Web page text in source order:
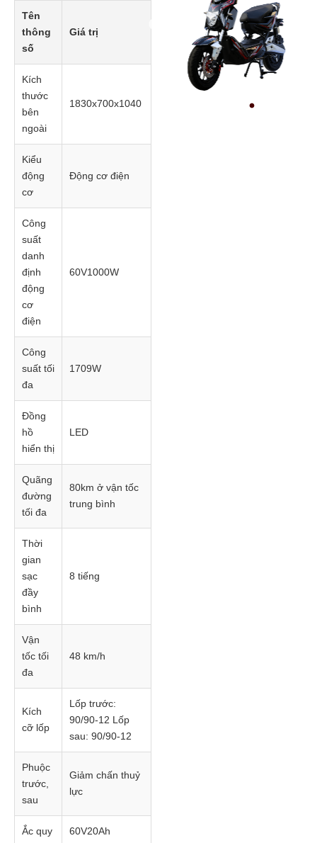
Tên
thông
số
Giá trị
Kích
thước
bên
ngoài
1830x700x1040
Kiểu
động
cơ
Động cơ điện
Công
suất
danh
định
động
cơ
điện
60V1000W
Công
suất tối
đa
1709W
Đồng
hồ
hiển thị
LED
Quãng
đường
tối đa
80km ở vận tốc
trung bình
Thời
gian
sạc
đầy
bình
8 tiếng
Vận
tốc tối
đa
48 km/h
Kích
cỡ lốp
Lốp trước:
90/90-12 Lốp
sau: 90/90-12
Phuộc
trước,
sau
Giảm chấn thuỷ
lực
Ắc quy 60V20Ah